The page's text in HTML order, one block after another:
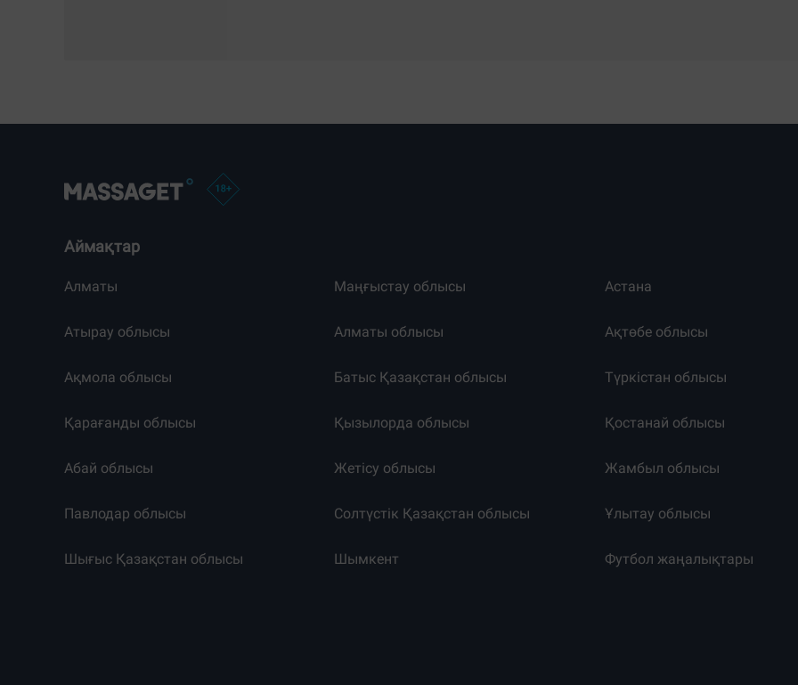
Аймақтар
Алматы Маңғыстау облысы Астана
Атырау облысы Алматы облысы Ақтөбе облысы
Ақмола облысы Батыс Қазақстан облысы Түркістан облысы
Қарағанды облысы Қызылорда облысы Қостанай облысы
Абай облысы Жетісу облысы Жамбыл облысы
Павлодар облысы Солтүстік Қазақстан облысы Ұлытау облысы
Шығыс Қазақстан облысы Шымкент Футбол жаңалықтары